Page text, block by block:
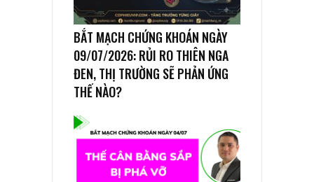
BẮT MẠCH CHỨNG KHOÁN NGÀY
09/07/2026: RỦI RO THIÊN NGA
ĐEN, THỊ TRƯỜNG SẼ PHẢN ỨNG
THẾ NÀO?